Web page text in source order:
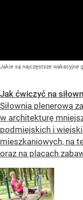
Jakie są najczęstsze wakacyjne
Jak ćwiczyć na
Siłownia plenerowa
w architekturę
podmiejskich i
mieszkaniowych, na
oraz na placach